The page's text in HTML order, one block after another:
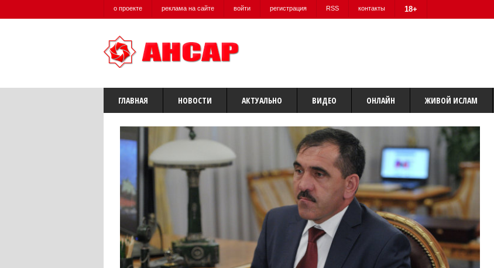
о проекте реклама на сайте войти регистрация RSS контакты 18+
ГЛАВНАЯ НОВОСТИ АКТУАЛЬНО ВИДЕО ОНЛАЙН ЖИВОЙ ИСЛАМ